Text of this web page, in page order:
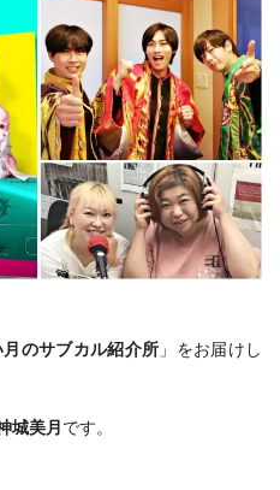
月のサブカル紹介所 」をお届けし
城美月です。